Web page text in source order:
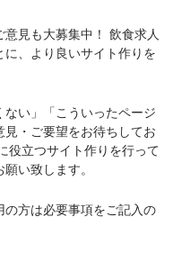
意見も大募集中！ 飲食求人
、より良いサイト作りを
い」「こういったページ
・ご要望をお待ちしてお
役立つサイト作りを行って
い致します。
方は必要事項をご記入の